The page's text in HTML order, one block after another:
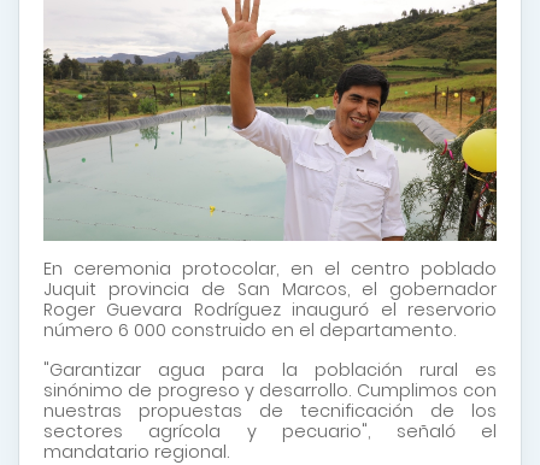
En ceremonia protocolar, en el centro poblado
Juquit provincia de San Marcos, el gobernador
Roger Guevara Rodríguez inauguró el reservorio
número 6 000 construido en el departamento.
"Garantizar agua para la población rural es
sinónimo de progreso y desarrollo. Cumplimos con
nuestras propuestas de tecnificación de los
sectores agrícola y pecuario", señaló el
mandatario regional.